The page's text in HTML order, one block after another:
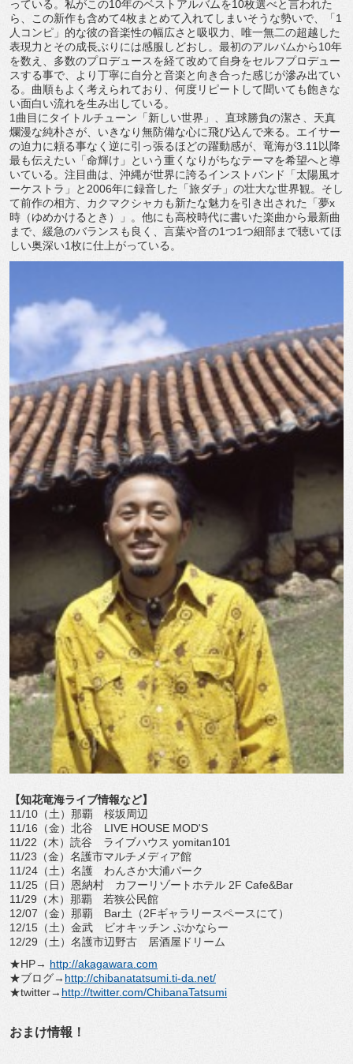
っている。私がこの10年のベストアルバムを10枚選べと言われた
ら、この新作も含めて4枚まとめて入れてしまいそうな勢いで、「1
人コンピ」的な彼の音楽性の幅広さと吸収力、唯一無二の超越した
表現力とその成長ぶりには感服しどおし。最初のアルバムから10年
を数え、多数のプロデュースを経て改めて自身をセルフプロデュー
スする事で、より丁寧に自分と音楽と向き合った感じが滲み出てい
る。曲順もよく考えられており、何度リピートして聞いても飽きな
い面白い流れを生み出している。
1曲目にタイトルチューン「新しい世界」、直球勝負の潔さ、天真
爛漫な純朴さが、いきなり無防備な心に飛び込んで来る。エイサー
の迫力に頼る事なく逆に引っ張るほどの躍動感が、竜海が3.11以降
最も伝えたい「命輝け」という重くなりがちなテーマを希望へと導
いている。注目曲は、沖縄が世界に誇るインストバンド「太陽風オ
ーケストラ」と2006年に録音した「旅ダチ」の壮大な世界観。そし
て前作の相方、カクマクシャカも新たな魅力を引き出された「夢x
時（ゆめかけるとき）」。他にも高校時代に書いた楽曲から最新曲
まで、緩急のバランスも良く、言葉や音の1つ1つ細部まで聴いてほ
しい奥深い1枚に仕上がっている。
【知花竜海ライブ情報など】
11/10（土）那覇 桜坂周辺
11/16（金）北谷 LIVE HOUSE MOD'S
11/22（木）読谷 ライブハウス yomitan101
11/23（金）名護市マルチメディア館
11/24（土）名護 わんさか大浦パーク
11/25（日）恩納村 カフーリゾートホテル 2F Cafe&Bar
11/29（木）那覇 若狭公民館
12/07（金）那覇 Bar土（2Fギャラリースペースにて）
12/15（土）金武 ビオキッチン ぷかならー
12/29（土）名護市辺野古 居酒屋ドリーム
★HP→ http://akagawara.com
★ブログ→ http://chibanatatsumi.ti-da.net/
★twitter→ http://twitter.com/ChibanaTatsumi
おまけ情報！